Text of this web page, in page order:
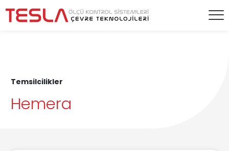
Temsilcilikler
Hemera